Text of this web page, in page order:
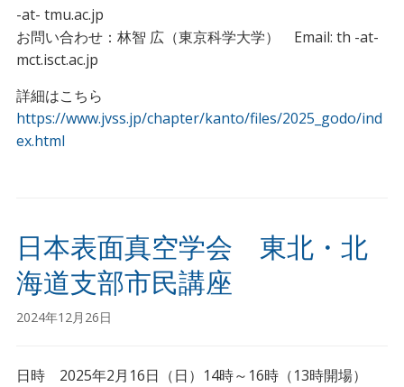
-at- tmu.ac.jp
お問い合わせ：林智 広（東京科学大学） Email: th -at-
mct.isct.ac.jp
詳細はこちら
https://www.jvss.jp/chapter/kanto/files/2025_godo/ind
ex.html
日本表面真空学会 東北・北
海道支部市民講座
2024年12月26日
日時 2025年2月16日（日）14時～16時（13時開場）